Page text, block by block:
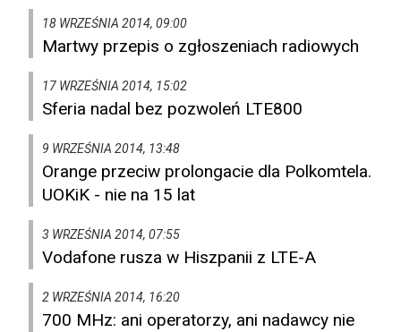
18 WRZEŚNIA 2014, 09:00
Martwy przepis o zgłoszeniach radiowych
17 WRZEŚNIA 2014, 15:02
Sferia nadal bez pozwoleń LTE800
9 WRZEŚNIA 2014, 13:48
Orange przeciw prolongacie dla Polkomtela.
UOKiK - nie na 15 lat
3 WRZEŚNIA 2014, 07:55
Vodafone rusza w Hiszpanii z LTE-A
2 WRZEŚNIA 2014, 16:20
700 MHz: ani operatorzy, ani nadawcy nie